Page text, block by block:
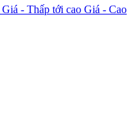
Giá - Thấp tới cao Giá - Cao